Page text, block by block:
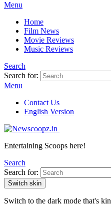
Menu
Home
Film News
Movie Reviews
Music Reviews
Search
Search for:
Menu
Contact Us
English Version
Entertaining Scoops here!
Search
Search for:
Switch skin
Switch to the dark mode that's